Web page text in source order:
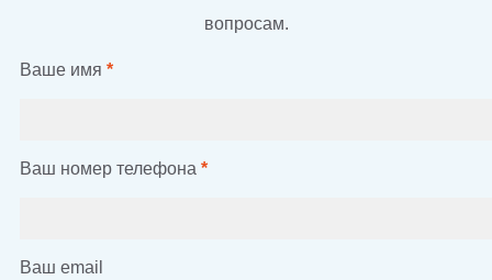
вопросам.
Ваше имя *
Ваш номер телефона *
Ваш email